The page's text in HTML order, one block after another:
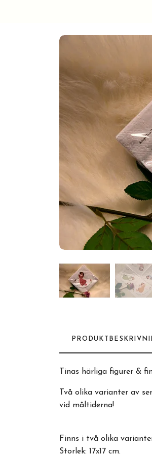
Tinas härliga figurer &
Två olika varianter av
vid måltiderna!
Finns i två olika
Storlek: 17x17 cm.